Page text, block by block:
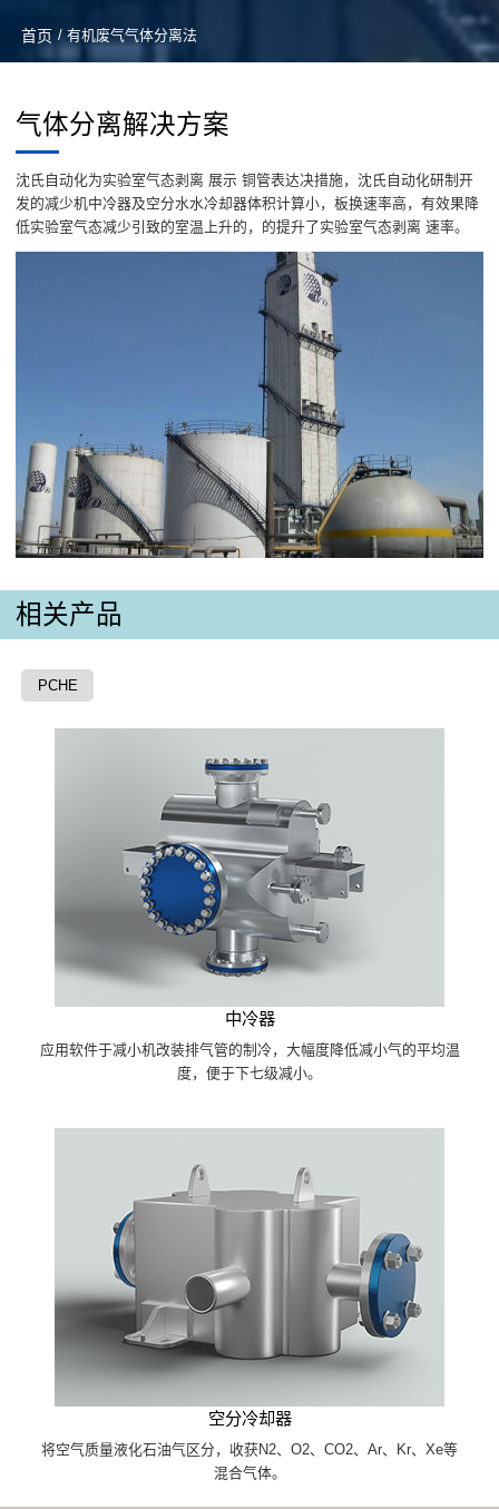
首页 / 有机废气气体分离法
气体分离解决方案
沈氏自动化为实验室气态剥离 展示 铜管表达决措施，沈氏自动化研制开
发的减少机中冷器及空分水水冷却器体积计算小，板换速率高，有效果降
低实验室气态减少引致的室温上升的，的提升了实验室气态剥离 速率。
相关产品
PCHE
中冷器
应用软件于减小机改装排气管的制冷，大幅度降低减小气的平均温
度，便于下七级减小。
空分冷却器
将空气质量液化石油气区分，收获N2、O2、CO2、Ar、Kr、Xe等
混合气体。